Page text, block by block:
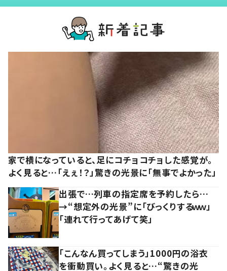
家で横になっていると、足にコチョコチョした感覚が。
よく見ると…「えぇ！？」驚きの光景に「無事でよかった」
出張で…列車の指定席を予約したら…
→“想定外の光景”に「びっくりするｗｗ」
「連れて行ってあげて笑」
「こんなん買ってしまう」1000円の浴衣
を衝動買い。よく見ると…“驚きの光